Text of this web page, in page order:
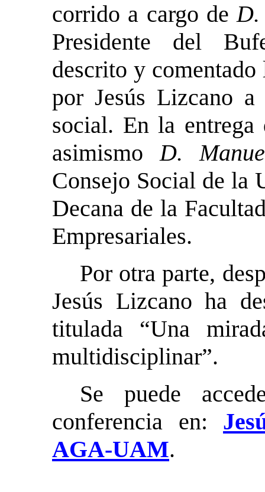
corrido a cargo deD.
Presidente del
descrito y
por Jesús Lizcano
social. En la
asimismoD.
Consejo Social de
Decana de la
Empresariales.
Por otra parte,
Jesús Lizcano ha
titulada “Una
multidisciplinar”.
Se puede
conferencia en:
AGA-UAM.